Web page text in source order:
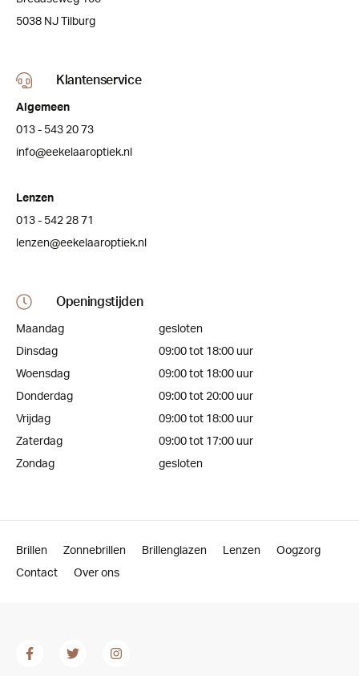
5038 NJ Tilburg
Klantenservice
Algemeen
013 - 543 20 73
info@eekelaaroptiek.nl
Lenzen
013 - 542 28 71
lenzen@eekelaaroptiek.nl
Openingstijden
Maandag
gesloten
Dinsdag
09:00 tot 18:00 uur
Woensdag
09:00 tot 18:00 uur
Donderdag
09:00 tot 20:00 uur
Vrijdag
09:00 tot 18:00 uur
Zaterdag
09:00 tot 17:00 uur
Zondag
gesloten
Brillen Zonnebrillen Brillenglazen Lenzen
Oogzorg
Contact
Over ons